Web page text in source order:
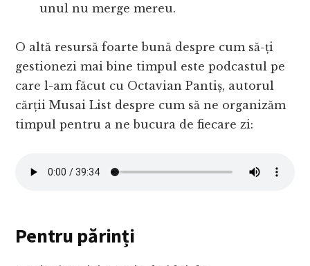
unul nu merge mereu.
O altă resursă foarte bună despre cum să-ți
gestionezi mai bine timpul este podcastul pe
care l-am făcut cu Octavian Pantiș, autorul
cărții Musai List despre cum să ne organizăm
timpul pentru a ne bucura de fiecare zi:
Pentru părinți